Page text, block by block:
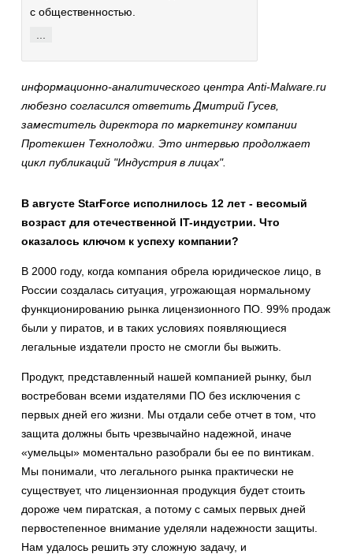
с общественностью.
информационно-аналитического центра Anti-Malware.ru
любезно согласился ответить Дмитрий Гусев,
заместитель директора по маркетингу компании
Протекшен Технолоджи . Это интервью продолжает
цикл публикаций "Индустрия в лицах".
В августе StarForce исполнилось 12 лет - весомый
возраст для отечественной IT-индустрии. Что
оказалось ключом к успеху компании?
В 2000 году, когда компания обрела юридическое лицо, в
России создалась ситуация, угрожающая нормальному
функционированию рынка лицензионного ПО. 99% продаж
были у пиратов, и в таких условиях появляющиеся
легальные издатели просто не смогли бы выжить.
Продукт, представленный нашей компанией рынку, был
востребован всеми издателями ПО без исключения с
первых дней его жизни. Мы отдали себе отчет в том, что
защита должны быть чрезвычайно надежной, иначе
«умельцы» моментально разобрали бы ее по винтикам.
Мы понимали, что легального рынка практически не
существует, что лицензионная продукция будет стоить
дороже чем пиратская, а потому с самых первых дней
первостепенное внимание уделяли надежности защиты.
Нам удалось решить эту сложную задачу, и